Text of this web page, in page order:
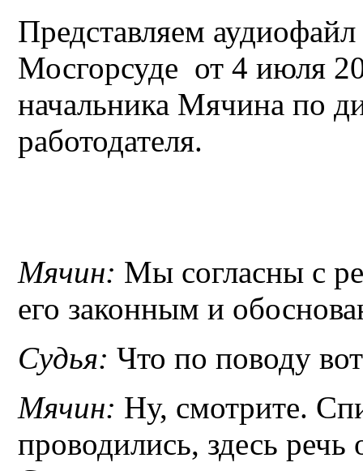
Представляем
Мосгорсуде от 4 июля
начальника Мячина по
работодателя.
Мячин: Мы согласны с
его законным и
Судья: Что по поводу
Мячин: Ну, смотрите.
проводились, здесь